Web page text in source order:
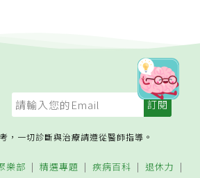
，一切診斷與治療請遵從醫師指導。
樂部 精選專題 疾病百科 退休力